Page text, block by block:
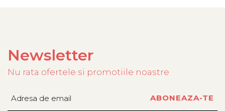
Newsletter
Nu rata ofertele si promotiile noastre